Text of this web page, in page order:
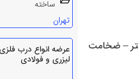
ضد زنگ در داخل دربها به ضخامت مجموعاً ۶/۱ میلیمتر – ضخامت
ساخته
تهران
عرضه انواع درب
لیزری و فولادی